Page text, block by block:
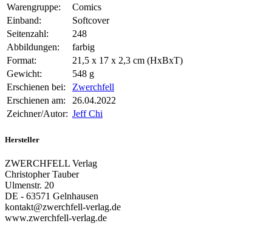
Warengruppe:
Comics
Einband:
Softcover
Seitenzahl:
248
Abbildungen:
farbig
Format:
21,5 x 17 x 2,3 cm (HxBxT)
Gewicht:
548 g
Erschienen bei:
Zwerchfell
Erschienen am:
26.04.2022
Zeichner/Autor: Jeff Chi
Hersteller
ZWERCHFELL Verlag
Christopher Tauber
Ulmenstr. 20
DE - 63571 Gelnhausen
kontakt@zwerchfell-verlag.de
www.zwerchfell-verlag.de